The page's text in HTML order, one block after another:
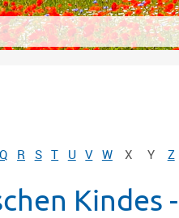
Q R S T U V W X Y Z
Kindes -